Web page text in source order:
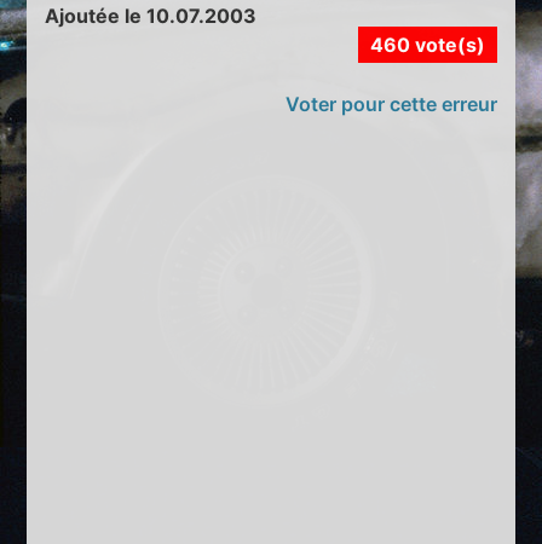
Ajoutée le 10.07.2003
460 vote(s)
Voter pour cette erreur